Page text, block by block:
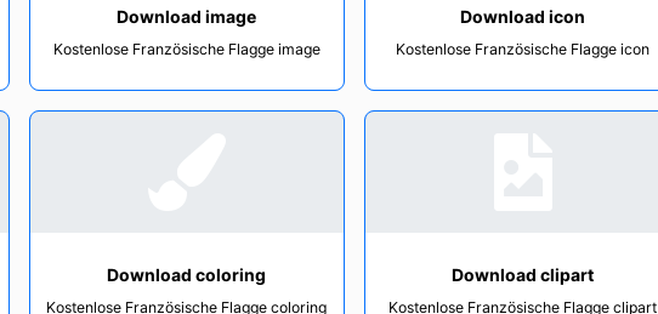
Download image
Kostenlose Französische Flagge image
Download icon
Kostenlose Französische Flagge icon
Download coloring
Kostenlose Französische Flagge coloring
Download clipart
Kostenlose Französische Flagge clipart